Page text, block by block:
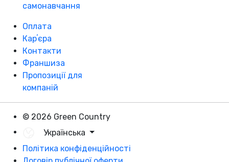
самонавчання
Оплата
Карʼєра
Контакти
Франшиза
Пропозиції для
компаній
© 2026 Green Country
Українська
Політика конфіденційності